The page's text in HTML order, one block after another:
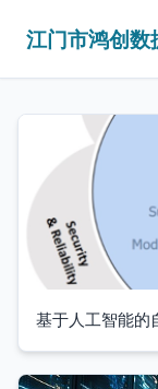
江门市鸿创数
基于人工智能的